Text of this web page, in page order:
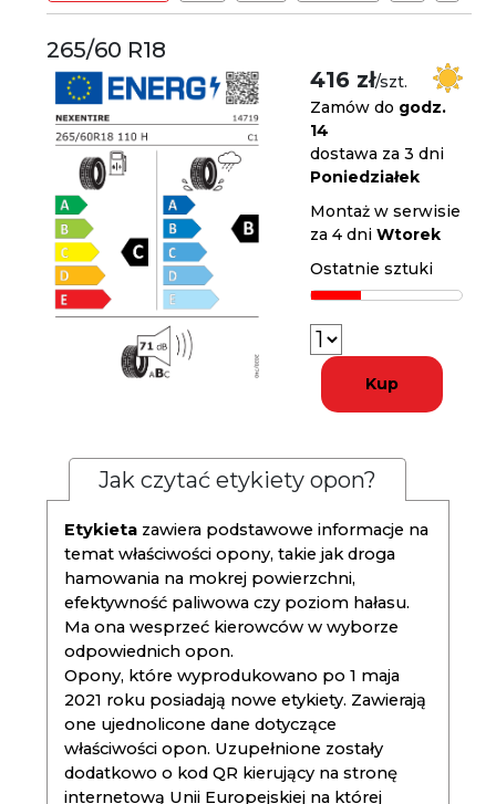
265/60 R18
416 zł/szt.
Zamów do godz.
14
dostawa za 3 dni
Poniedziałek
Montaż w serwisie
za 4 dniWtorek
Ostatnie sztuki
Kup
Jak czytać etykiety opon?
Etykieta zawiera podstawowe informacje na
temat właściwości opony, takie jak droga
hamowania na mokrej powierzchni,
efektywność paliwowa czy poziom hałasu.
Ma ona wesprzeć kierowców w wyborze
odpowiednich opon.
Opony, które wyprodukowano po 1 maja
2021 roku posiadają nowe etykiety. Zawierają
one ujednolicone dane dotyczące
właściwości opon. Uzupełnione zostały
dodatkowo o kod QR kierujący na stronę
internetową Unii Europejskiej na której